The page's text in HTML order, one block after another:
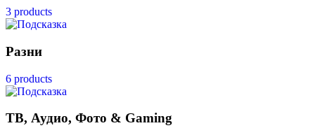
3 products
Разни
6 products
ТВ, Аудио, Фото & Gaming